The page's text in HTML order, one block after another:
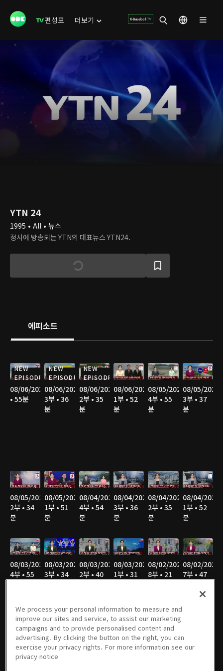
편성표 더보기
YTN 24
1995 • All • 뉴스
정시에 방송되는 YTN의 대표뉴스 YTN24.
에피소드
NEW
EPISODE
08/06/2026
• 55분
NEW
EPISODE
08/06/2026
3부 • 36
분
NEW
EPISODE
08/06/2026
2부 • 35
분
08/06/2026
1부 • 52
분
08/05/2026
4부 • 55
분
08/05/2026
3부 • 37
분
08/05/2026
2부 • 34
분
08/05/2026
1부 • 51
분
08/04/2026
4부 • 54
분
08/04/2026
3부 • 36
분
08/04/2026
2부 • 35
분
08/04/2026
1부 • 52
분
08/03/2026
4부 • 55
08/03/2026
3부 • 34
08/03/2026
2부 • 40
08/03/2026
1부 • 31
08/02/2026
8부 • 21
08/02/2026
7부 • 47
08/02/2026
6부 • 34
분
08/02/2026
5부 • 49
분
08/02/2026
4부 • 47
분
08/02/2026
3부 • 36
분
08/02/2026
2부 • 43
분
1부 • 27
분
We process your personal information to measure and
improve our sites and service, to assist our marketing
campaigns and to provide personalised content and
advertising. By clicking the button on the right, you can
exercise your privacy rights. For more information see our
privacy notice